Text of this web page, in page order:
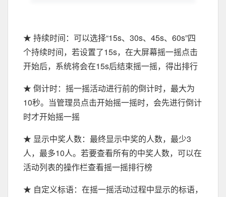
★ 持续时间：可以选择“15s、30s、45s、60s”四
个持续时间，若设置了15s，在大屏幕摇一摇点击
开始后，系统将会在15s后结束摇一摇，得出排行
★ 倒计时：摇一摇活动进行前的倒计时，最大为
10秒。当管理员点击开始摇一摇时，会先进行倒计
时才开始摇一摇
★ 显示中奖人数：最终显示中奖的人数，最少3
人，最多10人。若要查看所有的中奖人数，可以在
活动列表的操作栏查看摇一摇排行榜
★ 自定义标语：在摇一摇活动过程中显示的标语，